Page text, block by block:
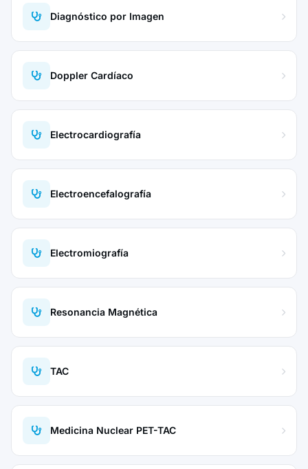
Diagnóstico por Imagen
Doppler Cardíaco
Electrocardiografía
Electroencefalografía
Electromiografía
Resonancia Magnética
TAC
Medicina Nuclear PET-TAC